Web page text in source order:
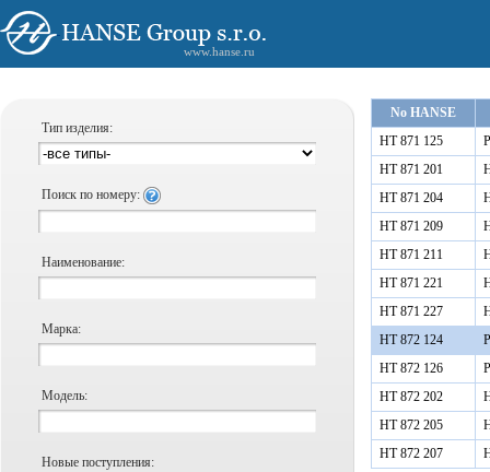
www.hanse.ru
Тип изделия:
Поиск по номеру:
Наименование:
Марка:
Модель:
Новые поступления:
No HANSE
HT 871 125
HT 871 201
HT 871 204
HT 871 209
HT 871 211
HT 871 221
HT 871 227
HT 872 124
HT 872 126
HT 872 202
HT 872 205
HT 872 207